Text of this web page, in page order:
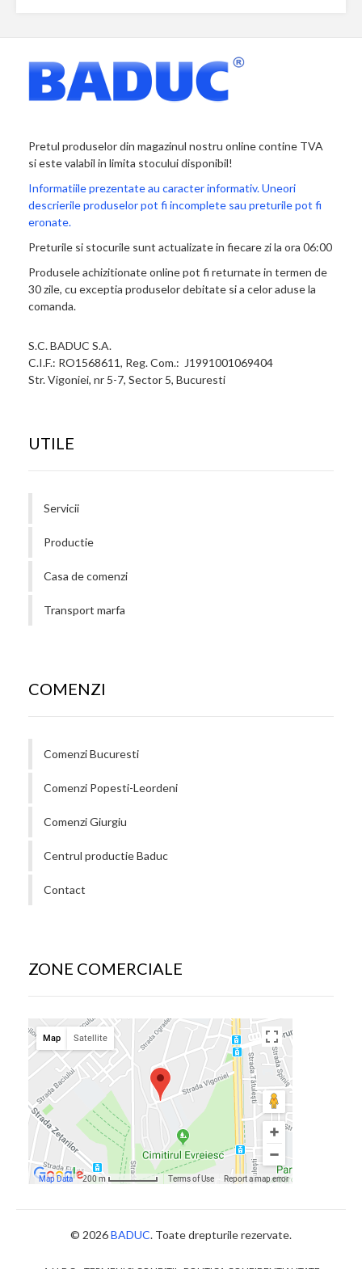
Pretul produselor din magazinul nostru online contine TVA
si este valabil in limita stocului disponibil!
Informatiile prezentate au caracter informativ. Uneori
descrierile produselor pot fi incomplete sau preturile pot fi
eronate.
Preturile si stocurile sunt actualizate in fiecare zi la ora 06:00
Produsele achizitionate online pot fi returnate in termen de
30 zile, cu exceptia produselor debitate si a celor aduse la
comanda.
S.C. BADUC S.A.
C.I.F.: RO1568611, Reg. Com.: J1991001069404
Str. Vigoniei, nr 5-7, Sector 5, Bucuresti
UTILE
Servicii
Productie
Casa de comenzi
Transport marfa
COMENZI
Comenzi Bucuresti
Comenzi Popesti-Leordeni
Comenzi Giurgiu
Centrul productie Baduc
Contact
ZONE COMERCIALE
© 2026BADUC. Toate drepturile rezervate.